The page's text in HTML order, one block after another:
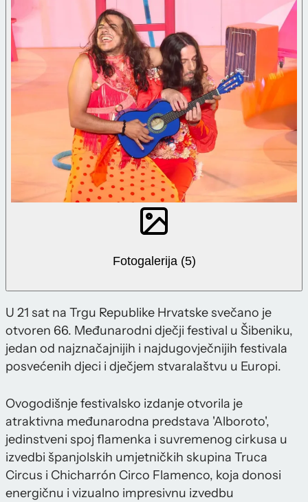
Fotogalerija (5)
U 21 sat na Trgu Republike Hrvatske svečano je
otvoren 66. Međunarodni dječji festival u Šibeniku,
jedan od najznačajnijih i najdugovječnijih festivala
posvećenih djeci i dječjem stvaralaštvu u Europi.
Ovogodišnje festivalsko izdanje otvorila je
atraktivna međunarodna predstava 'Alboroto',
jedinstveni spoj flamenka i suvremenog cirkusa u
izvedbi španjolskih umjetničkih skupina Truca
Circus i Chicharrón Circo Flamenco, koja donosi
energičnu i vizualno impresivnu izvedbu